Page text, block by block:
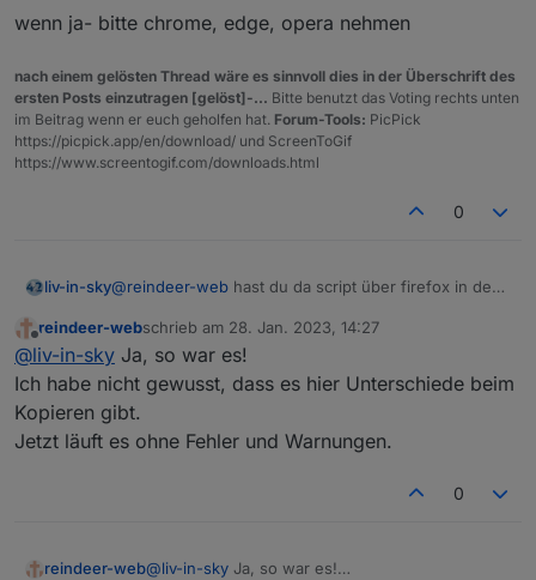
formatieren kann werde ich schon herausfinden.
wenn ja- bitte chrome, edge, opera nehmen
nach einem gelösten Thread wäre es sinnvoll dies in der Überschrift des
ersten Posts einzutragen [gelöst]-... Bitte benutzt das Voting rechts unten
im Beitrag wenn er euch geholfen hat. Forum-Tools: PicPick
https://picpick.app/en/download/ und ScreenToGif
https://www.screentogif.com/downloads.html
0
liv-in-sky@reindeer-web hast du da script über firefox in den
wenn ja- bitte chrome, edge, opera nehmen
Offline
reindeer-webschrieb am 28. Jan. 2023, 14:27
zuletzt editiert von
@liv-in-sky Ja, so war es!
Ich habe nicht gewusst, dass es hier Unterschiede beim
Kopieren gibt.
Jetzt läuft es ohne Fehler und Warnungen.
0
reindeer-web@liv-in-sky Ja, so war es!